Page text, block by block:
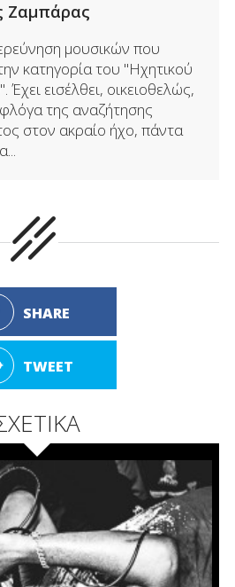
Ζαμπάρας
μουσικών που
κατηγορία του "Ηχητικού
Έχει εισέλθει, οικειοθελώς,
της αναζήτησης
στον ακραίο ήχο, πάντα
SHARE
TWEET